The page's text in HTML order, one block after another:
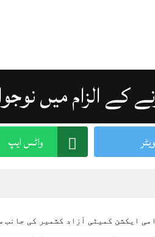
کے الزام میں
واٹس ایپ
ایکشن کمیٹی آزاد کشمیر کی جانب